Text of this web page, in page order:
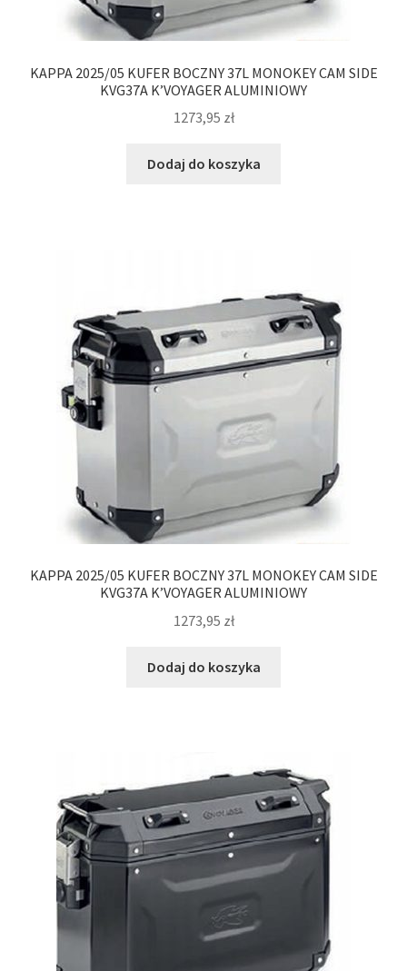
KAPPA 2025/05 KUFER BOCZNY 37L MONOKEY CAM SIDE
KVG37A K’VOYAGER ALUMINIOWY
1273,95 zł
Dodaj do koszyka
KAPPA 2025/05 KUFER BOCZNY 37L MONOKEY CAM SIDE
KVG37A K’VOYAGER ALUMINIOWY
1273,95 zł
Dodaj do koszyka